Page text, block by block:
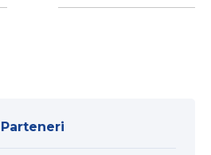
Parteneri